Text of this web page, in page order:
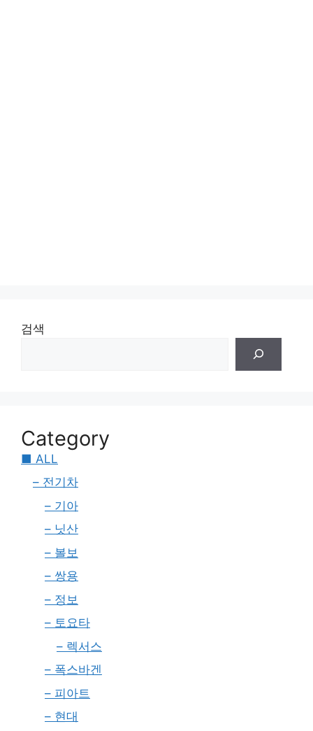
검색
Category
■ ALL
– 전기차
– 기아
– 닛산
– 볼보
– 쌍용
– 정보
– 토요타
– 렉서스
– 폭스바겐
– 피아트
– 현대